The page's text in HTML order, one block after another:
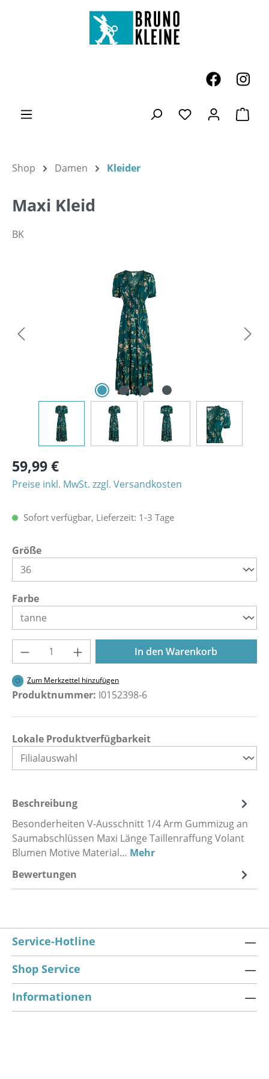
Zum Hauptinhalt springen
Du hast 0
Shop Damen Kleider
Maxi Kleid
BK
Bildergalerie überspringen
59,99 €
Preise inkl. MwSt. zzgl. Versandkosten
Sofort verfügbar, Lieferzeit: 1-3 Tage
Größeauswählen
Farbeauswählen
Produkt Anzahl: Gib den gewünschten
In den Warenkorb
Zum Merkzettel hinzufügen
Produktnummer: I0152398-6
Lokale Produktverfügbarkeit
Beschreibung
Besonderheiten V-Ausschnitt 1/4 Arm Gummizug an
Saumabschlüssen Maxi Länge Taillenraffung Volant
Blumen Motive Material… Mehr
Bewertungen
Service-Hotline
Shop Service
Informationen